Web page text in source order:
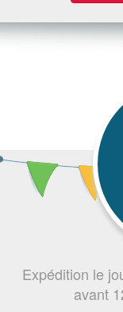
Expédition le
avant